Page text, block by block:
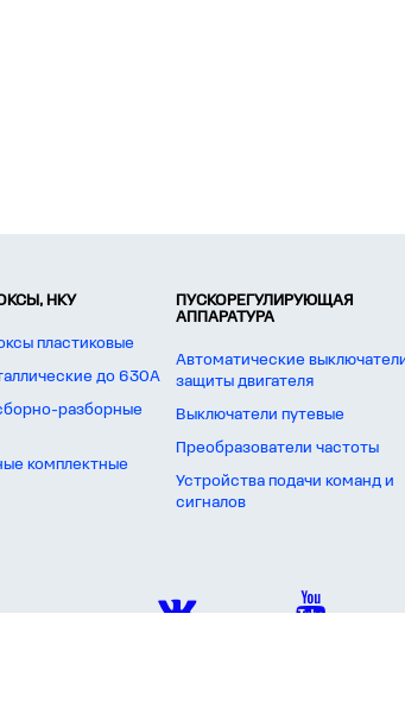
НКУ
пластиковые
до 630А
разборные
комплектные
ПУСКОРЕГУЛИРУЮЩАЯ
АППАРАТУРА
Автоматические
защиты двигателя
Выключатели путевые
Преобразователи частоты
Устройства подачи команд и
сигналов